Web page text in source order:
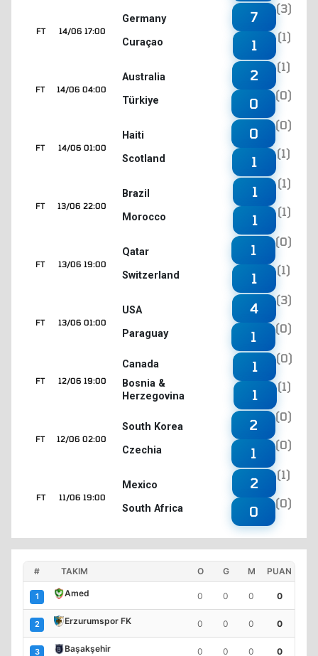
14/06 17:00
FT
Germany
Curaçao
7
(3)
1
(1)
14/06 04:00
FT
Australia
Türkiye
2
(1)
0
(0)
14/06 01:00
FT
Haiti
Scotland
0
(0)
1
(1)
13/06 22:00
FT
Brazil
Morocco
1
(1)
1
(1)
13/06 19:00
FT
Qatar
Switzerland
1
(0)
1
(1)
13/06 01:00
FT
USA
Paraguay
4
(3)
1
(0)
12/06 19:00
FT
Canada
Bosnia &
Herzegovina
1
(0)
1
(1)
12/06 02:00
FT
South Korea
Czechia
2
(0)
1
(0)
11/06 19:00
FT
Mexico
South Africa
2
(1)
0
(0)
# TAKIM O G M PUAN
1 Amed 0 0 0 0
2 Erzurumspor FK 0 0 0 0
3 Başakşehir 0 0 0 0